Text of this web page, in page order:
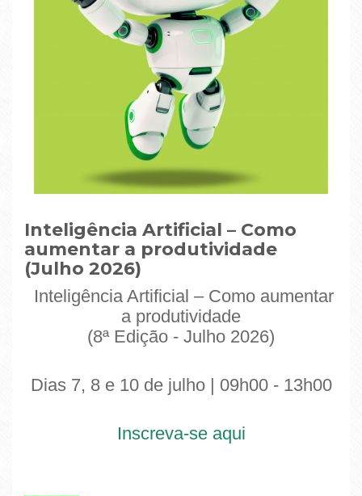
Inteligência Artificial – Como
aumentar a produtividade
(Julho 2026)
Inteligência Artificial – Como aumentar
a produtividade
(8ª Edição - Julho 2026)
Dias 7, 8 e 10 de julho | 09h00 - 13h00
Inscreva-se aqui